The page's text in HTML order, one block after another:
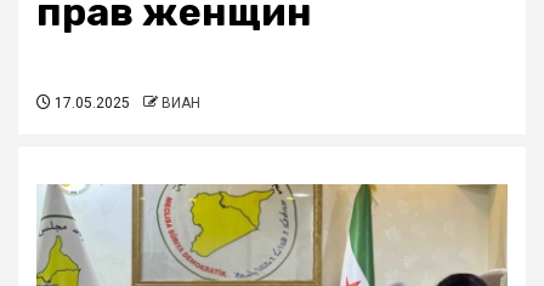
прав женщин
17.05.2025 ВИАН